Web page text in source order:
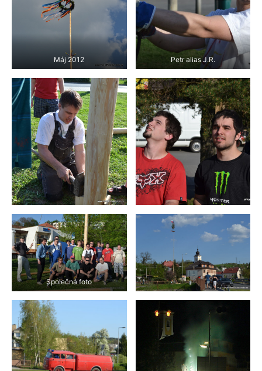
Máj 2012 Petr alias J.R.
Společná foto